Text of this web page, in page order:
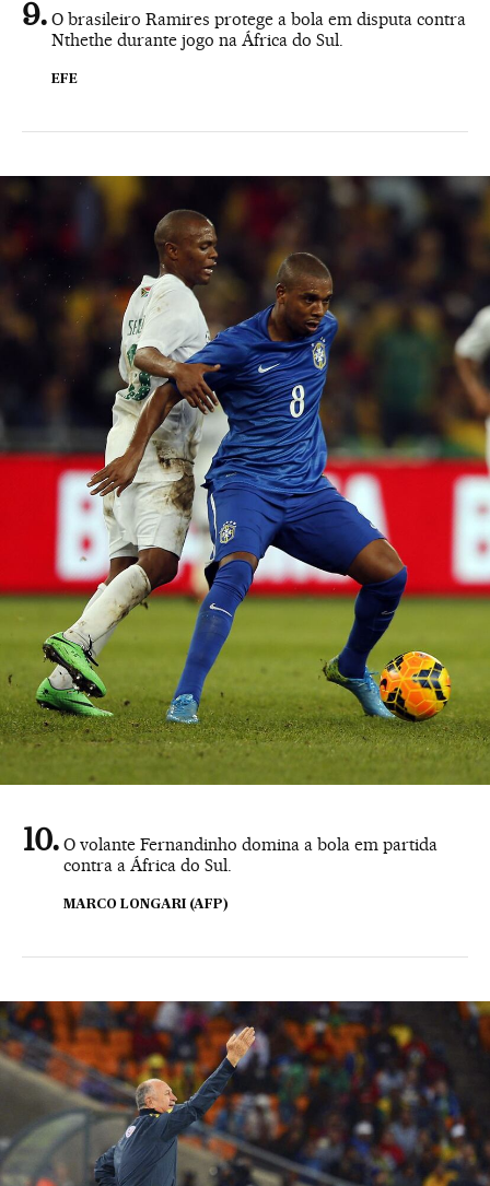
O brasileiro Ramires protege a bola em disputa contra
Nthethe durante jogo na África do Sul.
EFE
O volante Fernandinho domina a bola em partida
contra a África do Sul.
MARCO LONGARI (AFP)